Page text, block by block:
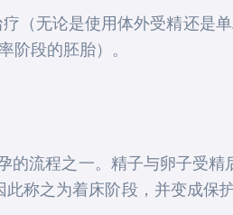
（无论是使用体外受精还是
阶段的胚胎）。
流程之一。精子与卵子受
称之为着床阶段，并变成保